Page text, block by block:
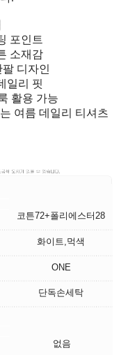
포인트
소재감
디자인
일리 핏
활용 가능
여름 데일리 티셔츠
코튼72+폴리에스터28
화이트,먹색
ONE
단독손세탁
없음